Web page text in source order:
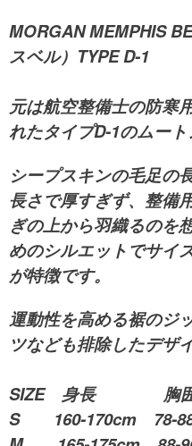
MORGAN MEMPHIS
スベル）TYPE D-1
元は航空整備士の防寒
れたタイプD-1のムート
シープスキンの毛足の
長さで厚すぎず、整備
ぎの上から羽織るのを
めのシルエットでサイ
が特徴です。
運動性を高める裾のジ
ツなども排除したデザイ
SIZE 身長 胸
S 160-170cm 78-